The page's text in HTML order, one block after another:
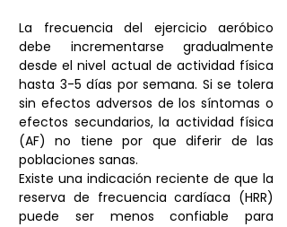
La frecuencia del ejercicio aeróbico
debe incrementarse gradualmente
desde el nivel actual de actividad física
hasta 3-5 días por semana. Si se tolera
sin efectos adversos de los síntomas o
efectos secundarios, la actividad física
(AF) no tiene por que diferir de las
poblaciones sanas.
Existe una indicación reciente de que la
reserva de frecuencia cardíaca (HRR)
puede ser menos confiable para